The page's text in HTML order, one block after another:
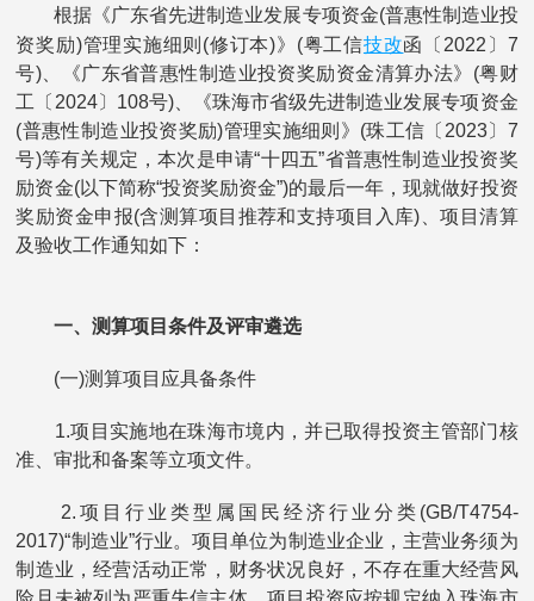
根据《广东省先进制造业发展专项资金(普惠性制造业投
资奖励)管理实施细则(修订本)》(粤工信技改函〔2022〕7
号)、《广东省普惠性制造业投资奖励资金清算办法》(粤财
工〔2024〕108号)、《珠海市省级先进制造业发展专项资金
(普惠性制造业投资奖励)管理实施细则》(珠工信〔2023〕7
号)等有关规定，本次是申请“十四五”省普惠性制造业投资奖
励资金(以下简称“投资奖励资金”)的最后一年，现就做好投资
奖励资金申报(含测算项目推荐和支持项目入库)、项目清算
及验收工作通知如下：
一、测算项目条件及评审遴选
(一)测算项目应具备条件
1.项目实施地在珠海市境内，并已取得投资主管部门核
准、审批和备案等立项文件。
2.项目行业类型属国民经济行业分类(GB/T4754-
2017)“制造业”行业。项目单位为制造业企业，主营业务须为
制造业，经营活动正常，财务状况良好，不存在重大经营风